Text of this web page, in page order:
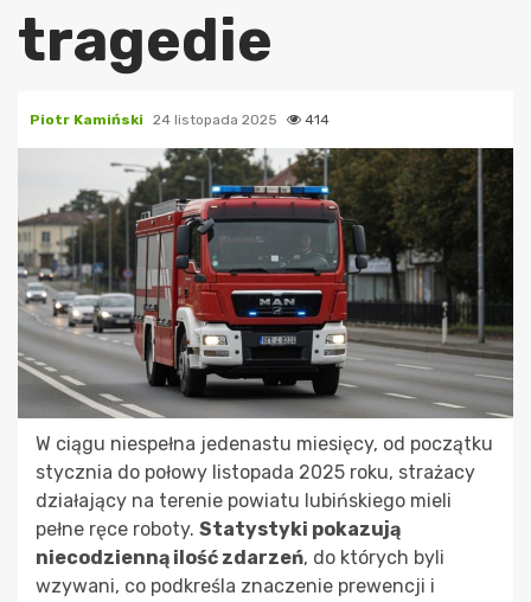
tragedie
Piotr Kamiński 24 listopada 2025 414
W ciągu niespełna jedenastu miesięcy, od początku
stycznia do połowy listopada 2025 roku, strażacy
działający na terenie powiatu lubińskiego mieli
pełne ręce roboty. Statystyki pokazują
niecodzienną ilość zdarzeń, do których byli
wzywani, co podkreśla znaczenie prewencji i